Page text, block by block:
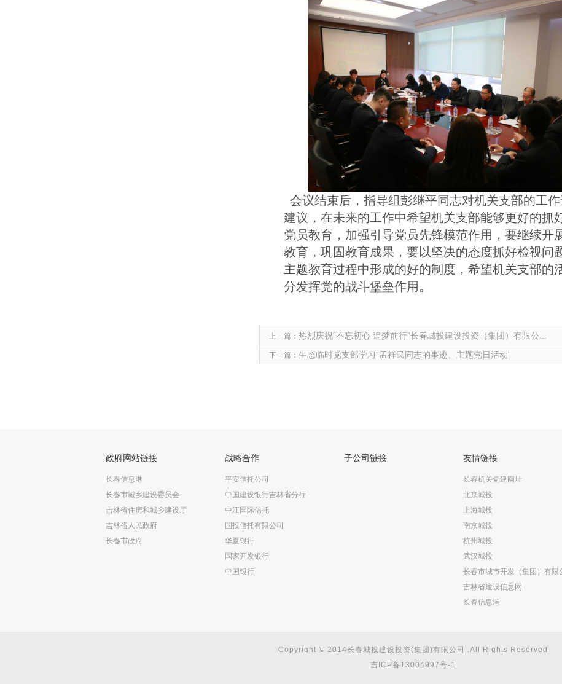
会议结束后，指导组彭继平同志对机关支部的工
建议，在未来的工作中希望机关支部能够更好的抓
党员教育，加强引导党员先锋模范作用，要继续开
教育，巩固教育成果，要以坚决的态度抓好检视问
主题教育过程中形成的好的制度，希望机关支部的
分发挥党的战斗堡垒作用。
上一篇： 热烈庆祝“不忘初心 追梦前行”长春城投建设投资（集团）有限公...
下一篇： 生态临时党支部学习“孟祥民同志的事迹、主题党日活动”
政府网站链接
长春信息港
长春市城乡建设委员会
吉林省住房和城乡建设厅
吉林省人民政府
长春市政府
战略合作
平安信托公司
中国建设银行吉林省分行
中江国际信托
国投信托有限公司
华夏银行
国家开发银行
中国银行
子公司链接 友情链接
长春机关党建网址
北京城投
上海城投
南京城投
杭州城投
武汉城投
长春市城市开发（集团）有限
吉林省建设信息网
长春信息港
Copyright © 2014长春城投建设投资(集团)有限公司 .All Rights Reserved
吉ICP备13004997号-1